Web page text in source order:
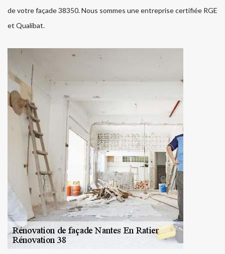
de votre façade 38350. Nous sommes une entreprise certifiée RGE
et Qualibat.